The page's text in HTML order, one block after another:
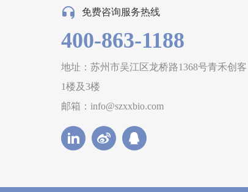
免费咨询服务热线
400-863-1188
地址：苏州市吴江区龙桥路1368号青禾创客
1楼及3楼
邮箱：info@szxxbio.com